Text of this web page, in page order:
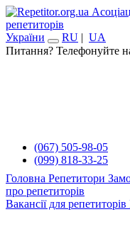
репетиторів
України
RU | UA
Питання? Телефонуйте
(067) 505-98-05
(099) 818-33-25
Головна Репетитори
про репетиторів
Вакансії для репетиторів